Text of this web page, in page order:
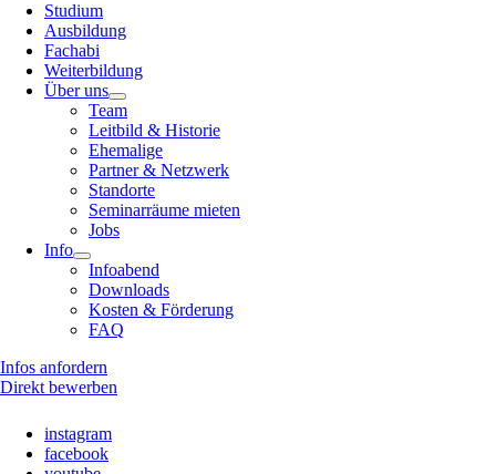
Studium
Ausbildung
Fachabi
Weiterbildung
Über uns
Team
Leitbild & Historie
Ehemalige
Partner & Netzwerk
Standorte
Seminarräume mieten
Jobs
Info
Infoabend
Downloads
Kosten & Förderung
FAQ
Infos anfordern
Direkt bewerben
instagram
facebook